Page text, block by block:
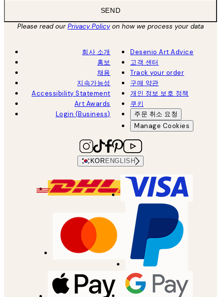
SEND
Please read ourPrivacy Policyon how we process your data
회사 소개
홍보
채용
지속가능성
Accessibility Statement
Art Awards
Login (Business)
Desenio Art Advice
고객 센터
Track your order
구매 약관
개인 정보 보호 정책
쿠키
주문 취소 요청
Manage Cookies
KOR ENGLISH